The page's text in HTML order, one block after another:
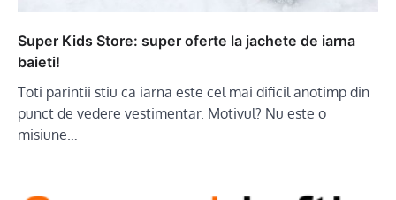
Super Kids Store: super oferte la jachete de iarna
baieti!
Toti parintii stiu ca iarna este cel mai dificil anotimp din
punct de vedere vestimentar. Motivul? Nu este o
misiune…